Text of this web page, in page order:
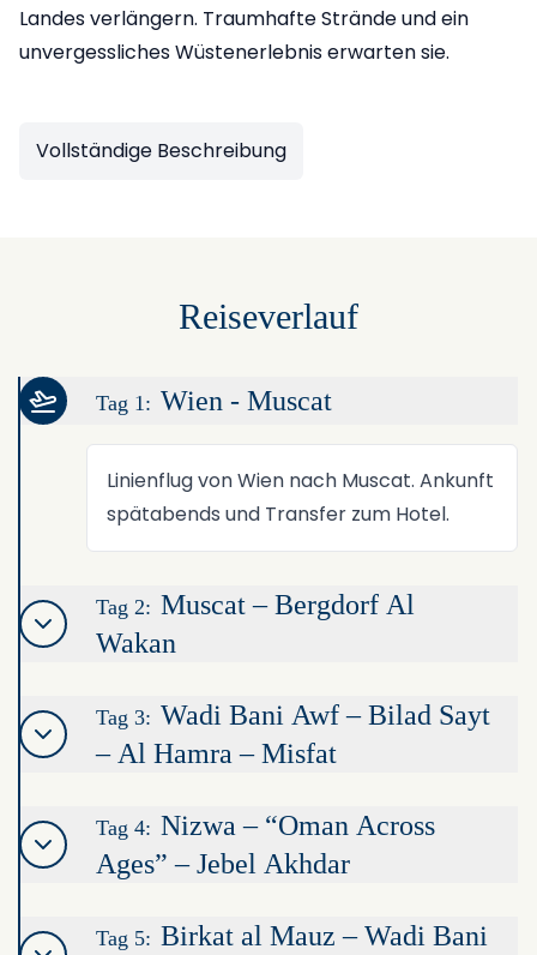
Landes verlängern. Traumhafte Strände und ein
unvergessliches Wüstenerlebnis erwarten sie.
Vollständige Beschreibung
Reiseverlauf
Tag 1: Wien - Muscat
Linienflug von Wien nach Muscat. Ankunft
spätabends und Transfer zum Hotel.
Tag 2: Muscat – Bergdorf Al
Wakan
Tag 3: Wadi Bani Awf – Bilad Sayt
– Al Hamra – Misfat
Tag 4: Nizwa – “Oman Across
Ages” – Jebel Akhdar
Tag 5: Birkat al Mauz – Wadi Bani